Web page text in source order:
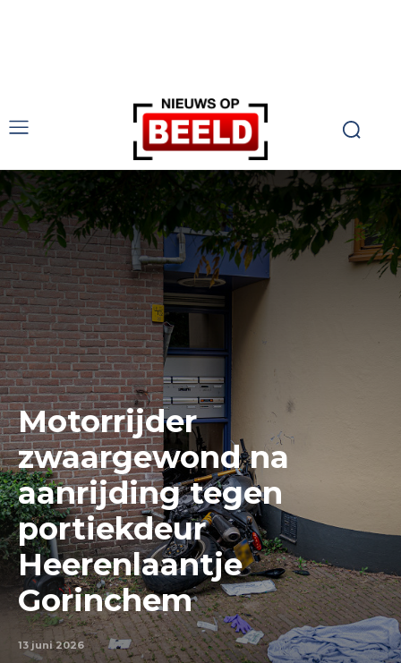
Motorrijder
zwaargewond na
aanrijding tegen
portiekdeur
Heerenlaantje
Gorinchem
13 juni 2026